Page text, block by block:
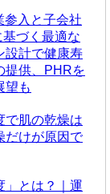
参入と子会社
づく最適な
設計で健康寿
提供、PHRを
望も
で肌の乾燥は
だけが原因で
」とは？｜運